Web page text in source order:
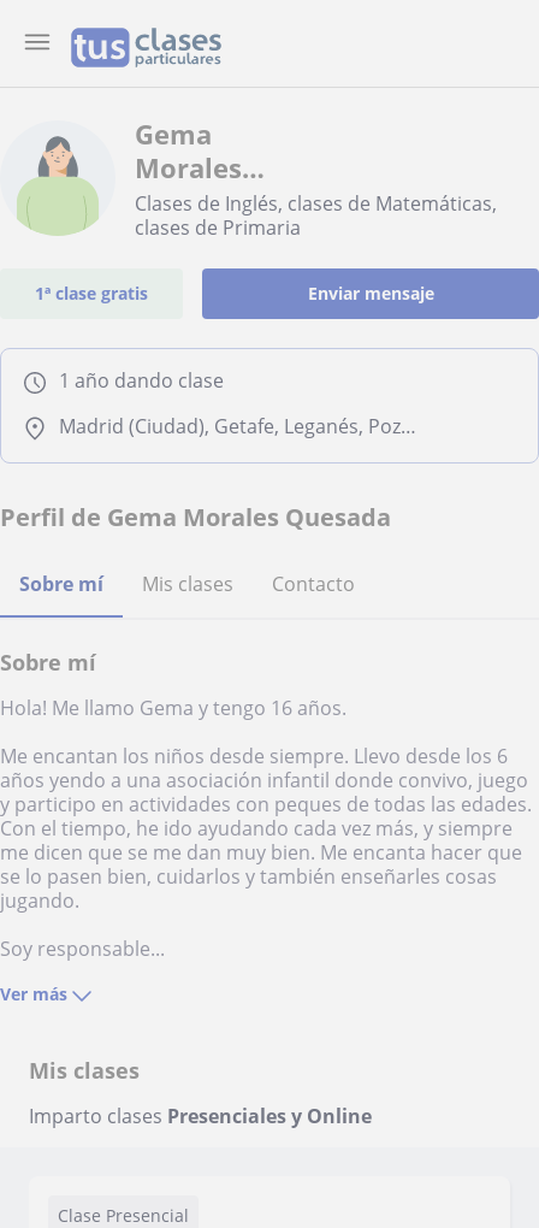
Gema
Morales
Quesada
Clases de Inglés, clases de Matemáticas,
clases de Primaria
1ª clase gratis Enviar mensaje
1 año dando clase
Madrid (Ciudad), Getafe, Leganés, Pozuelo de Alarcón
Perfil de Gema Morales Quesada
Sobre mí Mis clases Contacto
Sobre mí
Hola! Me llamo Gema y tengo 16 años.
Me encantan los niños desde siempre. Llevo desde los 6
años yendo a una asociación infantil donde convivo, juego
y participo en actividades con peques de todas las edades.
Con el tiempo, he ido ayudando cada vez más, y siempre
me dicen que se me dan muy bien. Me encanta hacer que
se lo pasen bien, cuidarlos y también enseñarles cosas
jugando.
Soy responsable...
Ver más
Mis clases
Imparto clases Presenciales y Online
Clase Presencial